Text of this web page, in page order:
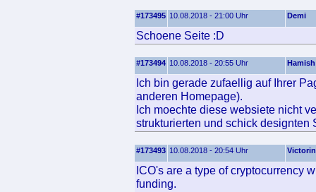
#173495 10.08.2018 - 21:00 Uhr Demi
Schoene Seite :D
#173494 10.08.2018 - 20:55 Uhr Hamish
Ich bin gerade zufaellig auf Ihrer
anderen Homepage).
Ich moechte diese websiete nicht
strukturierten und schick designten
#173493 10.08.2018 - 20:54 Uhr
ICO's are a type of cryptocurrency
funding.